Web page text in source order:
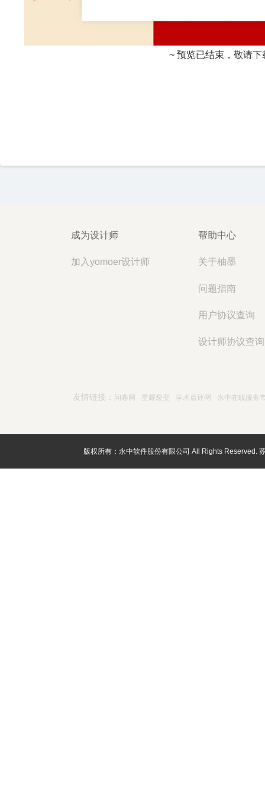
~ 预览已结束，敬请下
成为设计师
加入yomoer设计师
帮助中心
关于柚墨
问题指南
用户协议查询
设计师协议查询
友情链接： 问卷网 星耀裂变 学术点评网 永中在线服务
版权所有：永中软件股份有限公司 All Rights Reserved.